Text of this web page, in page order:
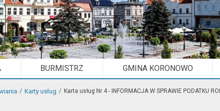
BURMISTRZ GMINA KORONOWO
Karty usług Karta usług Nr 4 - INFORMACJA W SPRAWIE PODATKU